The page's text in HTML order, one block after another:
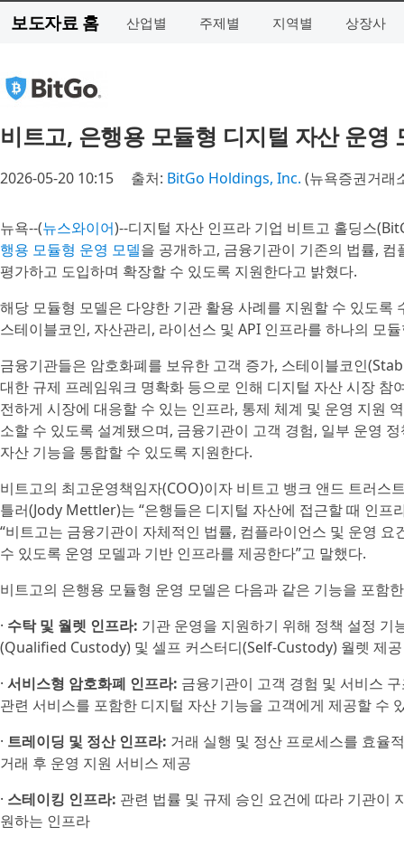
보도자료 홈 산업별 주제별 지역별 상장사
비트고, 은행용 모듈형 디지털 자산 운영
2026-05-20 10:15 출처: BitGo Holdings, Inc. (뉴욕증권거래
뉴욕--(뉴스와이어)--디지털 자산 인프라 기업 비트고 홀딩스
행용 모듈형 운영 모델을 공개하고, 금융기관이 기존의 법률,
평가하고 도입하며 확장할 수 있도록 지원한다고 밝혔다.
해당 모듈형 모델은 다양한 기관 활용 사례를 지원할 수 있도
스테이블코인, 자산관리, 라이선스 및 API 인프라를 하나의 모
금융기관들은 암호화폐를 보유한 고객 증가, 스테이블코인
대한 규제 프레임워크 명확화 등으로 인해 디지털 자산 시장
전하게 시장에 대응할 수 있는 인프라, 통제 체계 및 운영 지원
소할 수 있도록 설계됐으며, 금융기관이 고객 경험, 일부 운영
자산 기능을 통합할 수 있도록 지원한다.
비트고의 최고운영책임자(COO)이자 비트고 뱅크 앤드 트러
틀러(Jody Mettler)는 “은행들은 디지털 자산에 접근할 때 인프
“비트고는 금융기관이 자체적인 법률, 컴플라이언스 및 운영
수 있도록 운영 모델과 기반 인프라를 제공한다”고 말했다.
비트고의 은행용 모듈형 운영 모델은 다음과 같은 기능을 포함
· 수탁 및 월렛 인프라: 기관 운영을 지원하기 위해 정책 설정 기
(Qualified Custody) 및 셀프 커스터디(Self-Custody) 월렛 제공
· 서비스형 암호화폐 인프라: 금융기관이 고객 경험 및 서비스
관련 서비스를 포함한 디지털 자산 기능을 고객에게 제공할 수
· 트레이딩 및 정산 인프라: 거래 실행 및 정산 프로세스를 효율
거래 후 운영 지원 서비스 제공
· 스테이킹 인프라: 관련 법률 및 규제 승인 요건에 따라 기관이
원하는 인프라